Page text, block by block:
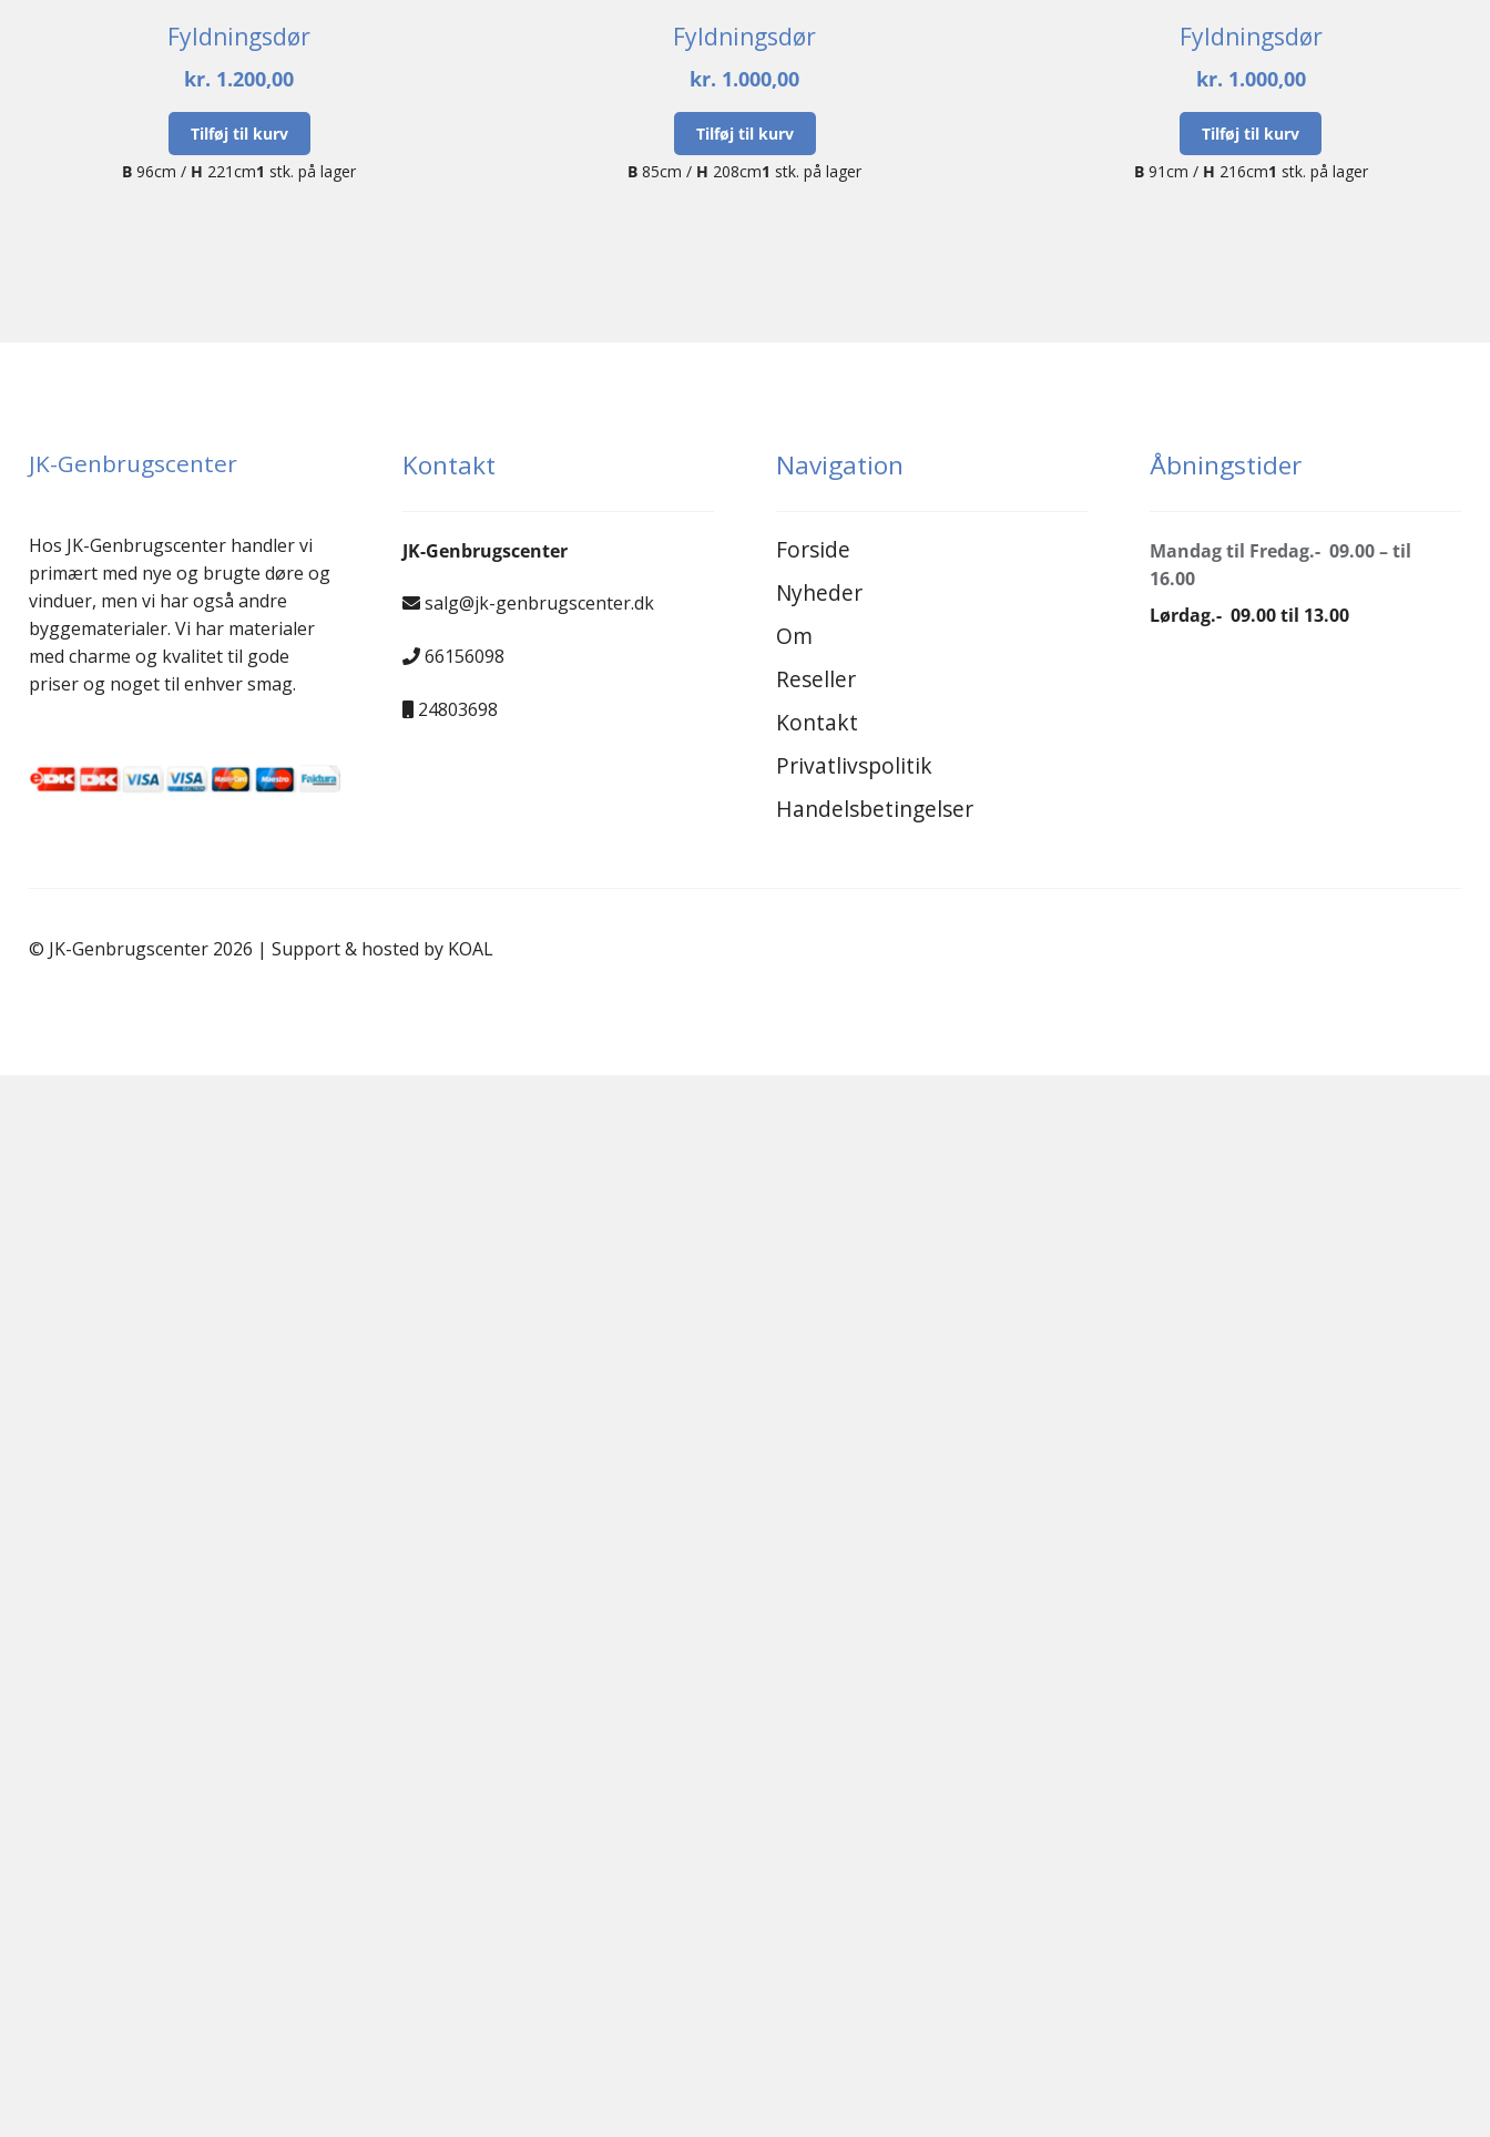
Fyldningsdør
kr. 1.200,00
Tilføj til kurv
B 96cm / H 221cm1 stk. på lager
Fyldningsdør
kr. 1.000,00
Tilføj til kurv
B 85cm / H 208cm1 stk. på lager
Fyldningsdør
kr. 1.000,00
Tilføj til kurv
B91cm / H 216cm1 stk. på lager
JK-Genbrugscenter
Hos JK-Genbrugscenter handler vi
primært med nye og brugte døre og
vinduer, men vi har også andre
byggematerialer. Vi har materialer
med charme og kvalitet til gode
priser og noget til enhver smag.
Kontakt
JK-Genbrugscenter
salg@jk-genbrugscenter.dk
66156098
24803698
Navigation
Forside
Nyheder
Om
Reseller
Kontakt
Privatlivspolitik
Handelsbetingelser
Åbningstider
Mandag til Fredag.- 09.00 – til
16.00
Lørdag.- 09.00 til 13.00
© JK-Genbrugscenter 2026 | Support & hosted by KOAL